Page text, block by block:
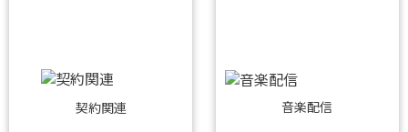
契約関連 音楽配信